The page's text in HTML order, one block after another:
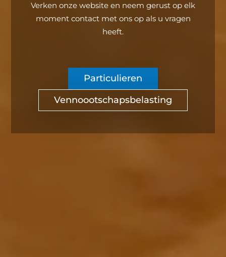
Verken onze website en neem gerust op elk
moment contact met ons op als u vragen
heeft.
Particulieren
Vennoootschapsbelasting